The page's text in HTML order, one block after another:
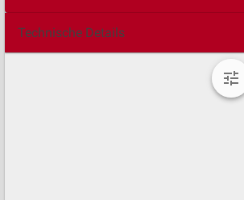
Technische Details